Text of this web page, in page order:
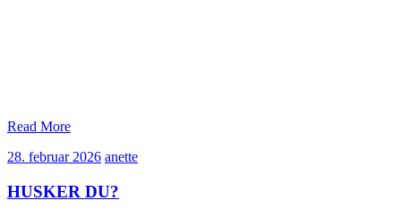
Read More
28. februar 202628.
2026
anetteanette
HUSKER DU?